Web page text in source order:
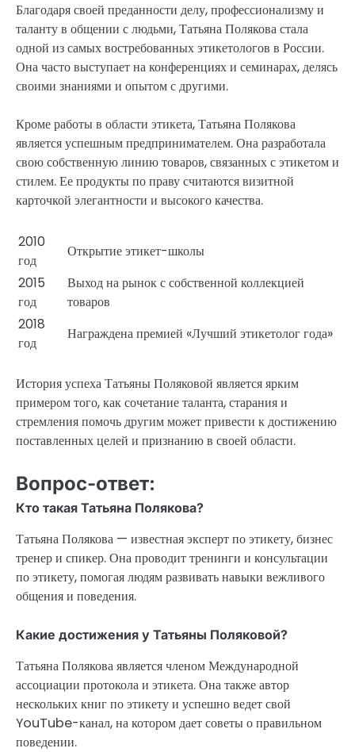
Благодаря своей преданности делу, профессионализму и
таланту в общении с людьми, Татьяна Полякова стала
одной из самых востребованных этикетологов в России.
Она часто выступает на конференциях и семинарах, делясь
своими знаниями и опытом с другими.
Кроме работы в области этикета, Татьяна Полякова
является успешным предпринимателем. Она разработала
свою собственную линию товаров, связанных с этикетом и
стилем. Ее продукты по праву считаются визитной
карточкой элегантности и высокого качества.
2010
год
Открытие этикет-школы
2015
год
Выход на рынок с собственной коллекцией
товаров
2018
год
Награждена премией «Лучший этикетолог года»
История успеха Татьяны Поляковой является ярким
примером того, как сочетание таланта, старания и
стремления помочь другим может привести к достижению
поставленных целей и признанию в своей области.
Вопрос-ответ:
Кто такая Татьяна Полякова?
Татьяна Полякова — известная эксперт по этикету, бизнес
тренер и спикер. Она проводит тренинги и консультации
по этикету, помогая людям развивать навыки вежливого
общения и поведения.
Какие достижения у Татьяны Поляковой?
Татьяна Полякова является членом Международной
ассоциации протокола и этикета. Она также автор
нескольких книг по этикету и успешно ведет свой
YouTube-канал, на котором дает советы о правильном
поведении.